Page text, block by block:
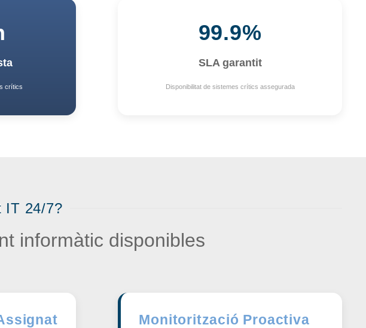
crítics
99.9%
SLA garantit
Disponibilitat de sistemes crítics assegurada
IT 24/7?
informàtic disponibles
Monitorització Proactiva